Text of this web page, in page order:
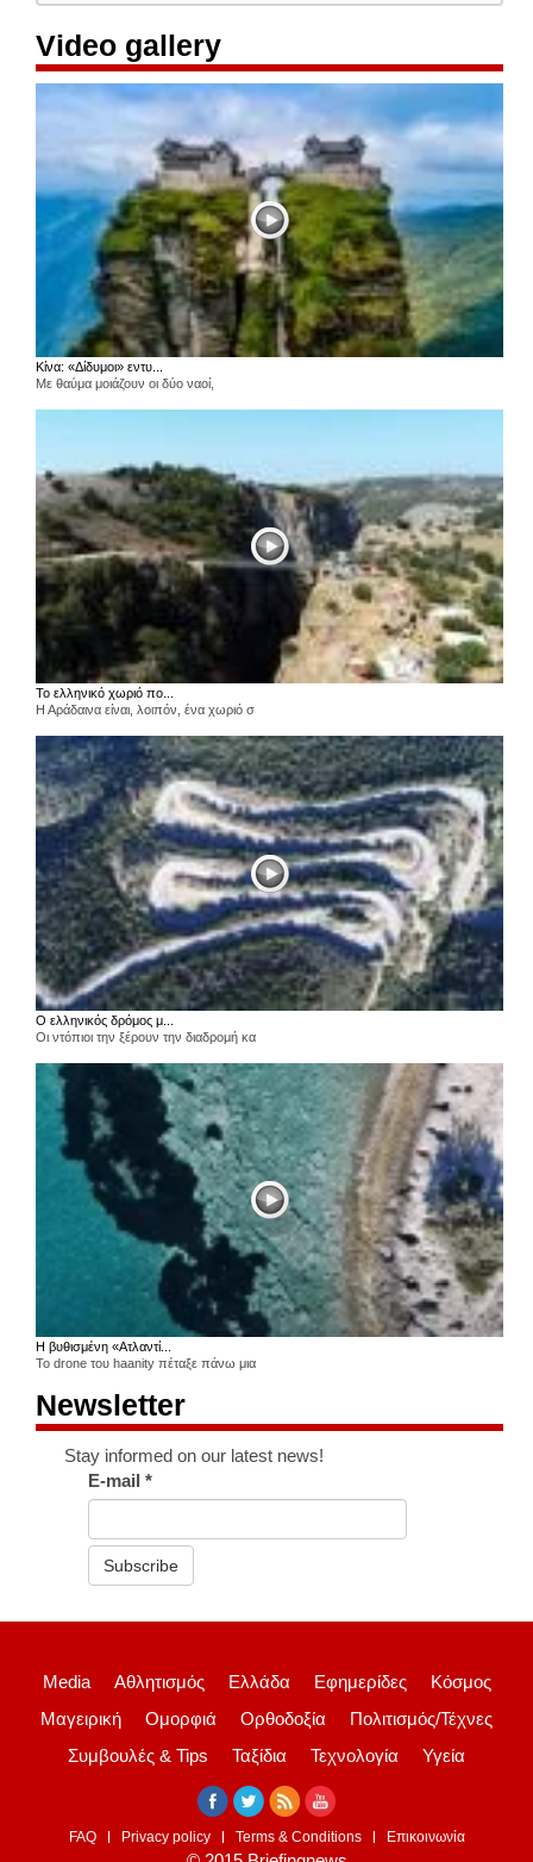
Video gallery
Κίνα: «Δίδυμοι» εντυ...
Με θαύμα μοιάζουν οι δύο ναοί,
Το ελληνικό χωριό πο...
Η Αράδαινα είναι, λοιπόν, ένα χωριό σ
Ο ελληνικός δρόμος μ...
Οι ντόπιοι την ξέρουν την διαδρομή κα
Η βυθισμένη «Ατλαντί...
Το drone του haanity πέταξε πάνω μια
Newsletter
Stay informed on our latest news!
E-mail*
Subscribe
Media Αθλητισμός Ελλάδα Εφημερίδες
Κόσμος
Μαγειρική
Ομορφιά Ορθοδοξία
Πολιτισμός/Τέχνες
Συμβουλές & Tips
Ταξίδια Τεχνολογία Υγεία
FAQ Privacy policy Terms & Conditions Επικοινωνία